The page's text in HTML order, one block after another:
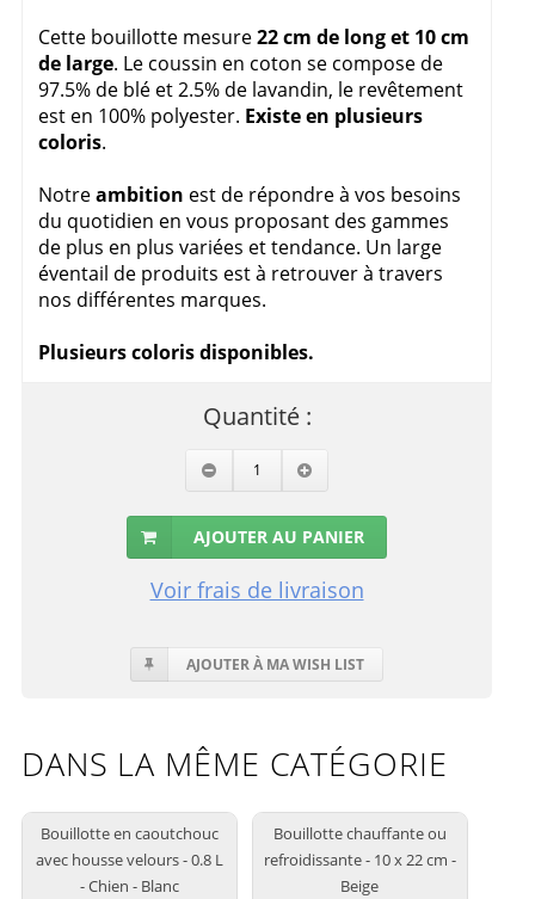
Cette bouillotte mesure22 cm de long et 10 cm
de large. Le coussin en coton se compose de
97.5% de blé et 2.5% de lavandin, le revêtement
est en 100% polyester. Existe en plusieurs
coloris.
Notreambition est de répondre à vos besoins
du quotidien en vous proposant des gammes
de plus en plus variées et tendance. Un large
éventail de produits est à retrouver à travers
nos différentes marques.
Plusieurs coloris disponibles.
Quantité :
AJOUTER AU PANIER
Voir frais de livraison
AJOUTER À MA WISH LIST
DANS LA MÊME CATÉGORIE
Bouillotte en caoutchouc
avec housse velours - 0.8 L
- Chien - Blanc
Bouillotte chauffante ou
refroidissante - 10 x 22 cm -
Beige